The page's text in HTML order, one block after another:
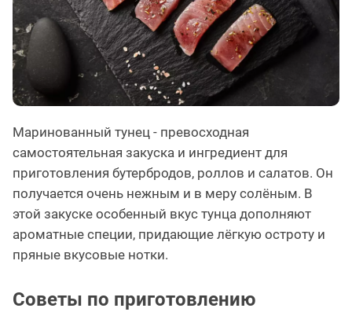
Маринованный тунец - превосходная
самостоятельная закуска и ингредиент для
приготовления бутербродов, роллов и салатов. Он
получается очень нежным и в меру солёным. В
этой закуске особенный вкус тунца дополняют
ароматные специи, придающие лёгкую остроту и
пряные вкусовые нотки.
Советы по приготовлению